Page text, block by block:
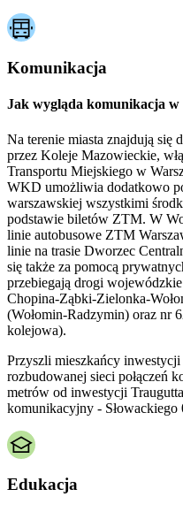
Komunikacja
Jak wygląda komunikacja
Na terenie miasta znajdują się
przez Koleje Mazowieckie,
Transportu Miejskiego w
WKD umożliwia dodatkowo
warszawskiej wszystkimi
podstawie biletów ZTM. W
linie autobusowe ZTM
linie na trasie Dworzec
się także za pomocą
przebiegają drogi
Chopina-Ząbki-Zielonka-
(Wołomin-Radzymin) oraz nr
kolejowa).
Przyszli mieszkańcy
rozbudowanej sieci połączeń
metrów od inwestycji
komunikacyjny - Słowackiego
Edukacja